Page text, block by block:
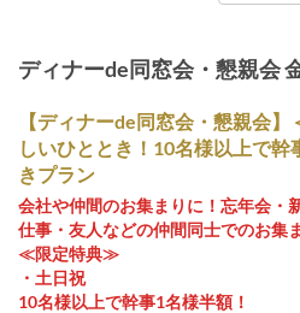
ディナーde同窓会・懇親会
【ディナーde同窓会・懇親会
しいひととき！10名様以上で
きプラン
会社や仲間のお集まりに！忘年会・
仕事・友人などの仲間同士でのお集
≪限定特典≫
・土日祝
10名様以上で幹事1名様半額！